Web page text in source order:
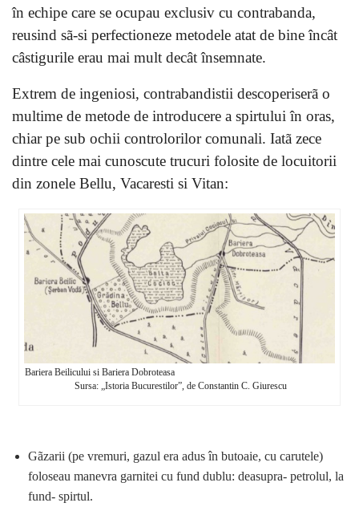
în echipe care se ocupau exclusiv cu contrabanda,
reusind sã-si perfectioneze metodele atat de bine încât
câstigurile erau mai mult decât însemnate.
Extrem de ingeniosi, contrabandistii descoperiserã o
multime de metode de introducere a spirtului în oras,
chiar pe sub ochii controlorilor comunali. Iatã zece
dintre cele mai cunoscute trucuri folosite de locuitorii
din zonele Bellu, Vacaresti si Vitan:
Bariera Beilicului si Bariera Dobroteasa
Sursa: „Istoria Bucurestilor”, de Constantin C. Giurescu
Gãzarii (pe vremuri, gazul era adus în butoaie, cu carutele)
foloseau manevra garnitei cu fund dublu: deasupra- petrolul, la
fund- spirtul.